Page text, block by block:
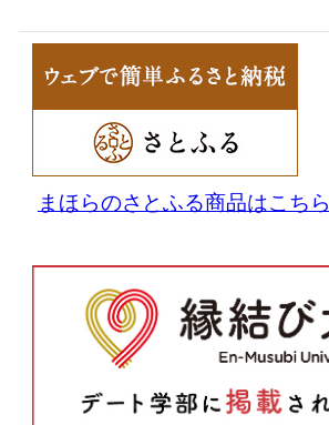
まほらのさとふる商品はこちら